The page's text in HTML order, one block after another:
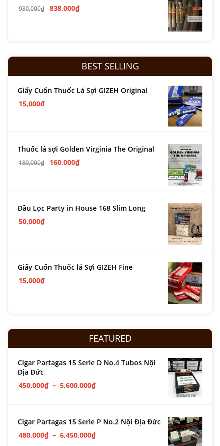
930,000₫ 838,000₫
BEST SELLING
Giấy Cuốn Thuốc Lá Sợi GIZEH Original
15,000₫
Thuốc lá sợi Golden Virginia The Original
180,000₫ 160,000₫
Đầu Lọc Party in House 168 Slim Long
50,000₫
Giấy Cuốn Thuốc lá Sợi GIZEH Fine
15,000₫
FEATURED
Cigar Partagas 15 Serie D No.4 Tubos Nội
Địa Đức
450,000₫ – 5,600,000₫
Cigar Partagas 15 Serie P No.2 Nội Địa Đức
480,000₫ – 6,450,000₫